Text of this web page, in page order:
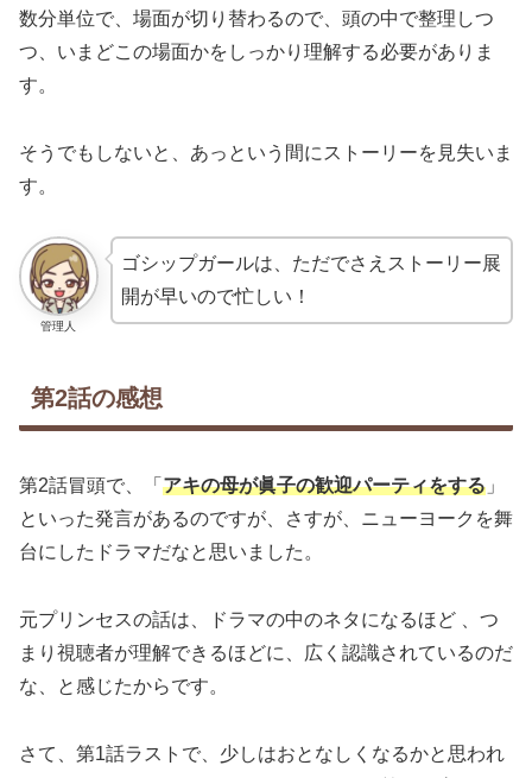
数分単位で、場面が切り替わるので、頭の中で整理しつ
つ、いまどこの場面かをしっかり理解する必要がありま
す。
そうでもしないと、あっという間にストーリーを見失いま
す。
管理人
ゴシップガールは、ただでさえストーリー展
開が早いので忙しい！
第2話の感想
第2話冒頭で、「 アキの母が眞子の歓迎パーティをする 」
といった発言があるのですが、さすが、ニューヨークを舞
台にしたドラマだなと思いました。
元プリンセスの話は、ドラマの中のネタになるほど 、つ
まり視聴者が理解できるほどに、広く認識されているのだ
な、と感じたからです。
さて、第1話ラストで、少しはおとなしくなるかと思われ